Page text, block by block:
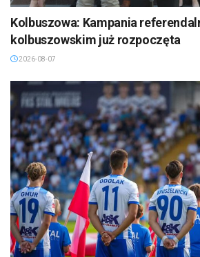
Kolbuszowa: Kampania
kolbuszowskim już rozpoczęta
2026-08-07